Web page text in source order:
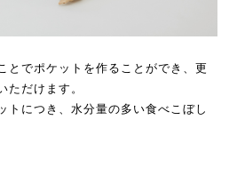
とでポケットを作ることができ、更
ただけます。
につき、水分量の多い食べこぼし